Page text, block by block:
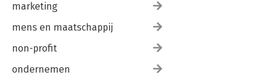
marketing
mens en maatschappij
non-profit
ondernemen